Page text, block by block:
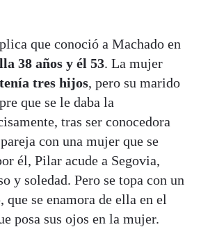
que conoció a Machado en
38 años y él 53. La mujer
tres hijos, pero su marido
que se le daba la
tras ser conocedora
con una mujer que se
él, Pilar acude a Segovia,
y soledad. Pero se topa con un
que se enamora de ella en el
posa sus ojos en la mujer.